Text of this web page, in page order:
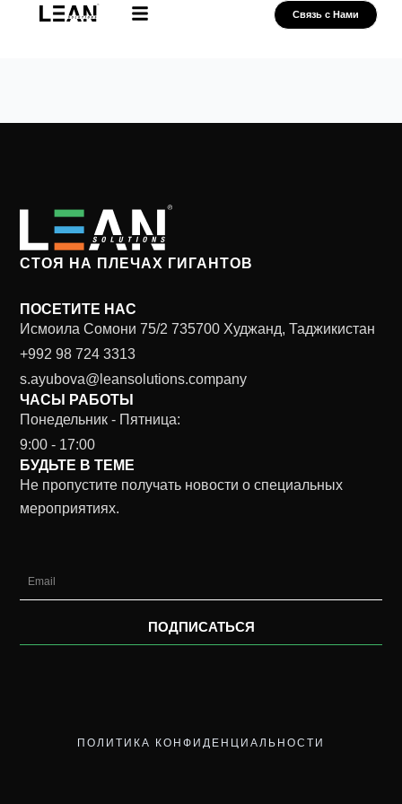
Связь с Нами
СТОЯ НА ПЛЕЧАХ ГИГАНТОВ
ПОСЕТИТЕ НАС
Исмоила Сомони 75/2 735700 Худжанд, Таджикистан
+992 98 724 3313
s.ayubova@leansolutions.company
ЧАСЫ РАБОТЫ
Понедельник - Пятница:
9:00 - 17:00
БУДЬТЕ В ТЕМЕ
Не пропустите получать новости о специальных
мероприятиях.
Email
ПОДПИСАТЬСЯ
ПОЛИТИКА КОНФИДЕНЦИАЛЬНОСТИ